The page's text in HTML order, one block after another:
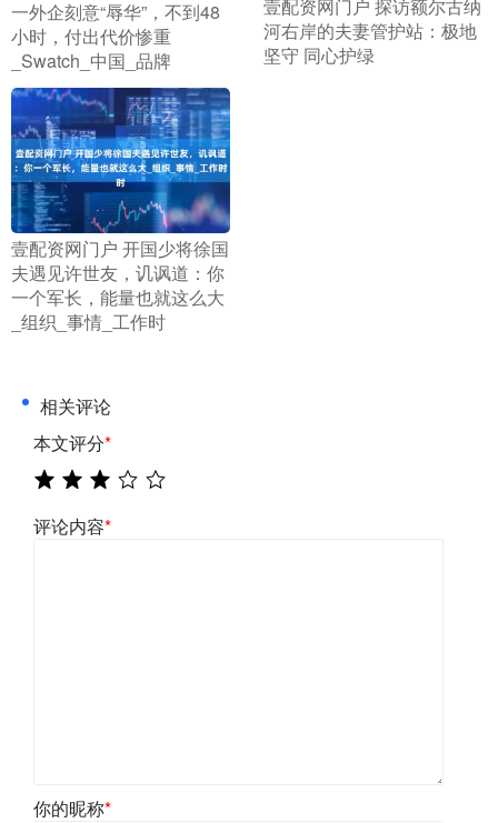
一外企刻意“辱华”，不到48
小时，付出代价惨重
_Swatch_中国_品牌
​壹配资网门户 探访额尔古纳
河右岸的夫妻管护站：极地
坚守 同心护绿
​壹配资网门户 开国少将徐国
夫遇见许世友，讥讽道：你
一个军长，能量也就这么大
_组织_事情_工作时
相关评论
本文评分*
评论内容*
你的昵称*